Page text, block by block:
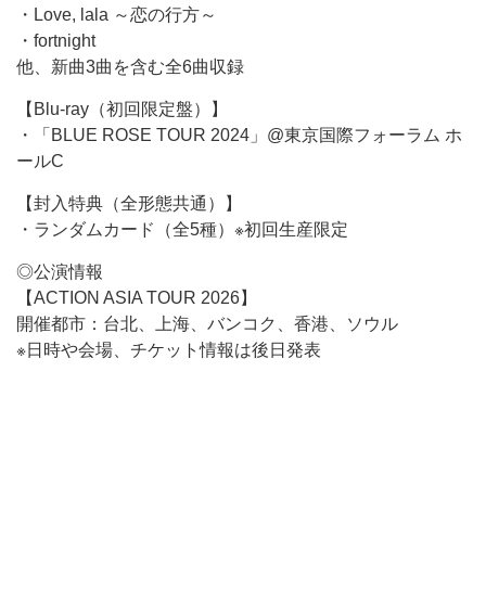
・Love, lala ～恋の行方～
・fortnight
他、新曲3曲を含む全6曲収録
【Blu-ray（初回限定盤）】
・「BLUE ROSE TOUR 2024」@東京国際フォーラム ホ
ールC
【封入特典（全形態共通）】
・ランダムカード（全5種）※初回生産限定
◎公演情報
【ACTION ASIA TOUR 2026】
開催都市：台北、上海、バンコク、香港、ソウル
※日時や会場、チケット情報は後日発表